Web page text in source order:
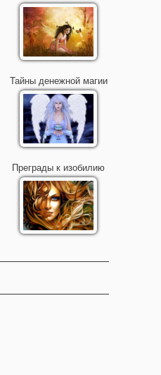
Тайны денежной магии
Преграды к изобилию